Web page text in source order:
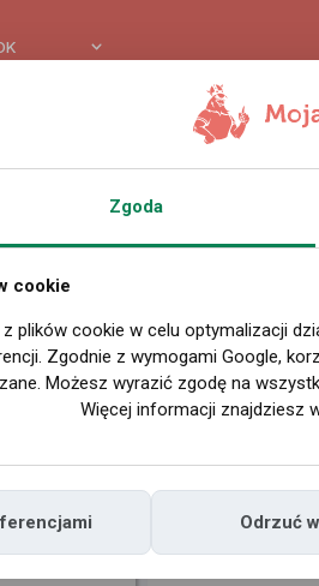
Zgoda
cookie
plików cookie w celu optymalizacji
Zgodnie z wymogami Google,
Możesz wyrazić zgodę na
Więcej informacji znajdziesz
Odrzuć